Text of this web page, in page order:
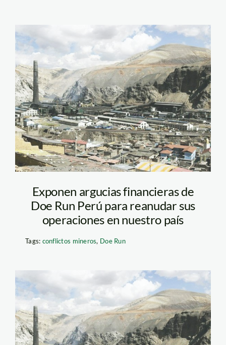
doe_run_andina
Exponen argucias financieras de
Doe Run Perú para reanudar sus
operaciones en nuestro país
Tags: conflictos mineros, Doe Run
doe_run_andina